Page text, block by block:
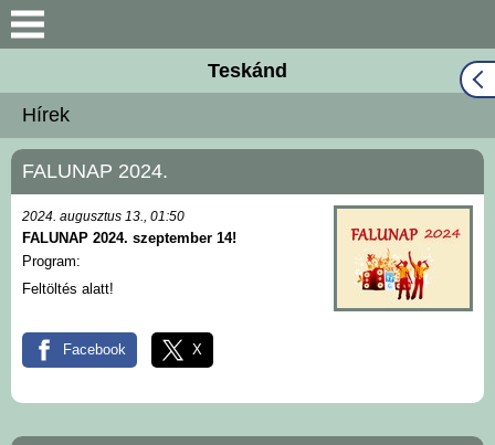
Keresés
Közös Önkormányzati
Hivatal
Naptár
Választási információk
Bemutatkozás
Falutörténet
Hírek
Teskánd
Hírek
FALUNAP 2024.
2024. augusztus 13., 01:50
FALUNAP 2024. szeptember 14!
Program:
Feltöltés alatt!
Facebook X